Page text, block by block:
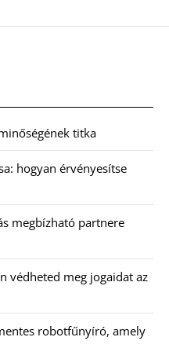
titka
hogyan érvényesítse
megbízható partnere
védheted meg jogaidat az
robotfűnyíró, amely